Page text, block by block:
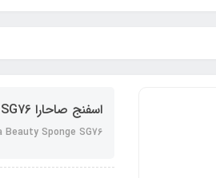
اسفنج صاحارا SG76
Beauty Sponge SG76